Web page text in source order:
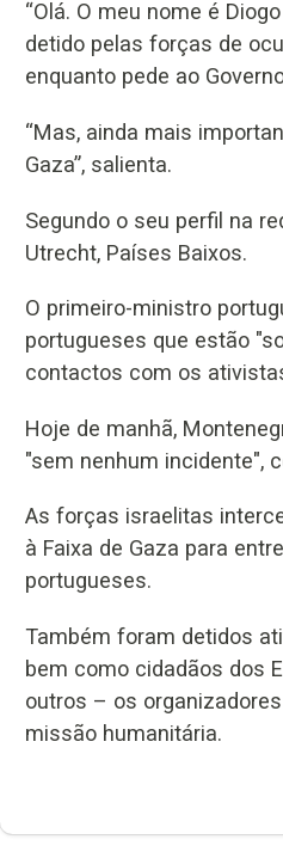
“Olá. O meu nome é
detido pelas forças de
enquanto pede ao
“Mas, ainda mais
Gaza”, salienta.
Segundo o seu perfil na
Utrecht, Países Baixos.
O primeiro-ministro
portugueses que estão
contactos com os
Hoje de manhã,
"sem nenhum incidente",
As forças israelitas
à Faixa de Gaza para
portugueses.
Também foram detidos
bem como cidadãos dos
outros – os
missão humanitária.